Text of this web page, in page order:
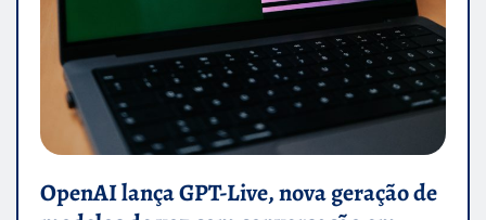
OpenAI lança GPT-Live, nova geração de